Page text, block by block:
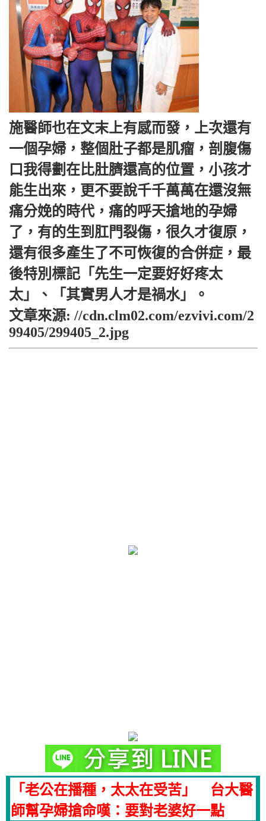
施醫師也在文末上有感而發，上次還有
一個孕婦，整個肚子都是肌瘤，剖腹傷
口我得劃在比肚臍還高的位置，小孩才
能生出來，更不要說千千萬萬在還沒無
痛分娩的時代，痛的呼天搶地的孕婦
了，有的生到肛門裂傷，很久才復原，
還有很多產生了不可恢復的合併症，最
後特別標記「先生一定要好好疼太
太」、「其實男人才是禍水」。
文章來源: //cdn.clm02.com/ezvivi.com/2
99405/299405_2.jpg
「老公在播種，太太在受苦」 台大醫
師幫孕婦搶命嘆：要對老婆好一點